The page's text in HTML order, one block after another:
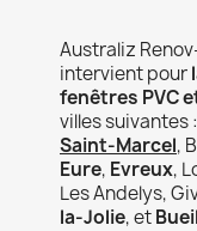
Australiz
intervient pour
fenêtres PVC
villes suivantes :
Saint-Marcel,
Eure, Evreux,
Les Andelys,
la-Jolie, etBueil